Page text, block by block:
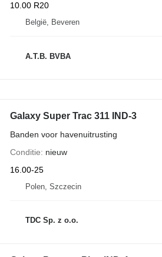
10.00 R20
België, Beveren
A.T.B. BVBA
Galaxy Super Trac 311 IND-3
Banden voor havenuitrusting
Conditie
nieuw
16.00-25
Polen, Szczecin
TDC Sp. z o.o.